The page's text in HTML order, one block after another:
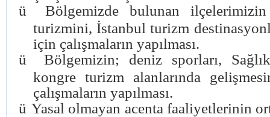
ü
Bölgemizde bulunan
turizmini, İstanbul turizm
için çalışmaların yapılması.
ü
Bölgemizin; deniz sporları,
kongre turizm alanlarında
çalışmaların yapılması.
ü Yasal olmayan acenta faaliyetlerinin